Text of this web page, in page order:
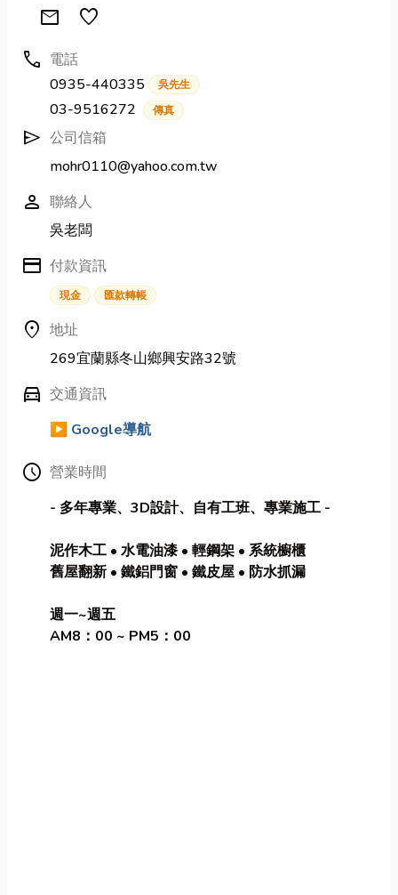
Mail
favorite
call 電話
0935-440335
吳先生
03-9516272 傳真
send 公司信箱
mohr0110@yahoo.com.tw
person 聯絡人
吳老闆
credit_card 付款資訊
現金 匯款轉帳
location_on 地址
269宜蘭縣冬山鄉興安路32號
directions_car 交通資訊
▶️ Google導航
Schedule 營業時間
- 多年專業、3D設計、自有工班、專業施工 -
泥作木工 • 水電油漆 • 輕鋼架 • 系統櫥櫃
舊屋翻新 • 鐵鋁門窗 • 鐵皮屋 • 防水抓漏
週一~週五
AM8：00 ~ PM5：00